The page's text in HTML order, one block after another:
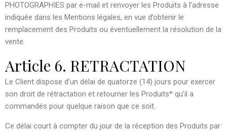
PHOTOGRAPHIES par e-mail et renvoyer les Produits à l’adresse
indiquée dans les Mentions légales, en vue d’obtenir le
remplacement des Produits ou éventuellement la résolution de la
vente.
Article 6. RETRACTATION
Le Client dispose d’un délai de quatorze (14) jours pour exercer
son droit de rétractation et retourner les Produits* qu’il a
commandés pour quelque raison que ce soit.
Ce délai court à compter du jour de la réception des Produits par